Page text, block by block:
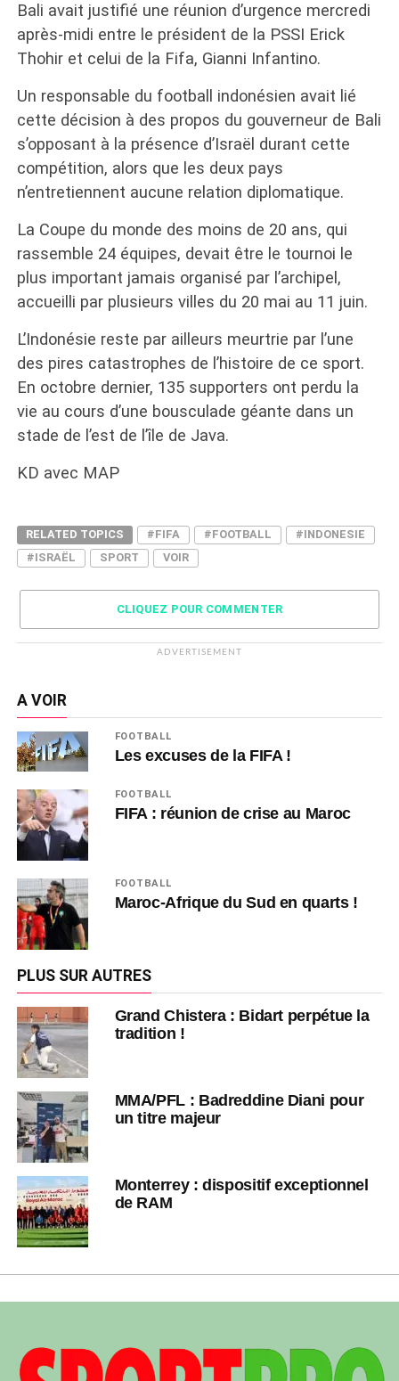
Bali avait justifié une réunion d’urgence mercredi
après-midi entre le président de la PSSI Erick
Thohir et celui de la Fifa, Gianni Infantino.
Un responsable du football indonésien avait lié
cette décision à des propos du gouverneur de Bali
s’opposant à la présence d’Israël durant cette
compétition, alors que les deux pays
n’entretiennent aucune relation diplomatique.
La Coupe du monde des moins de 20 ans, qui
rassemble 24 équipes, devait être le tournoi le
plus important jamais organisé par l’archipel,
accueilli par plusieurs villes du 20 mai au 11 juin.
L’Indonésie reste par ailleurs meurtrie par l’une
des pires catastrophes de l’histoire de ce sport.
En octobre dernier, 135 supporters ont perdu la
vie au cours d’une bousculade géante dans un
stade de l’est de l’île de Java.
KD avec MAP
RELATED TOPICS #FIFA #FOOTBALL
#INDONESIE
#ISRAËL
SPORT VOIR
CLIQUEZ POUR COMMENTER
ADVERTISEMENT
A VOIR
FOOTBALL
Les excuses de la FIFA !
FOOTBALL
FIFA : réunion de crise au Maroc
FOOTBALL
Maroc-Afrique du Sud en quarts !
PLUS SUR AUTRES
Grand Chistera : Bidart perpétue la
tradition !
MMA/PFL : Badreddine Diani pour
un titre majeur
Monterrey : dispositif exceptionnel
de RAM